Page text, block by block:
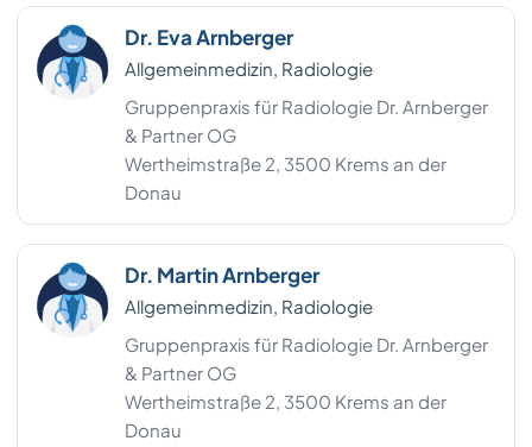
Dr. Eva Arnberger
Allgemeinmedizin, Radiologie
Gruppenpraxis für Radiologie Dr. Arnberger
& Partner OG
Wertheimstraße 2, 3500 Krems an der
Donau
Dr. Martin Arnberger
Allgemeinmedizin, Radiologie
Gruppenpraxis für Radiologie Dr. Arnberger
& Partner OG
Wertheimstraße 2, 3500 Krems an der
Donau